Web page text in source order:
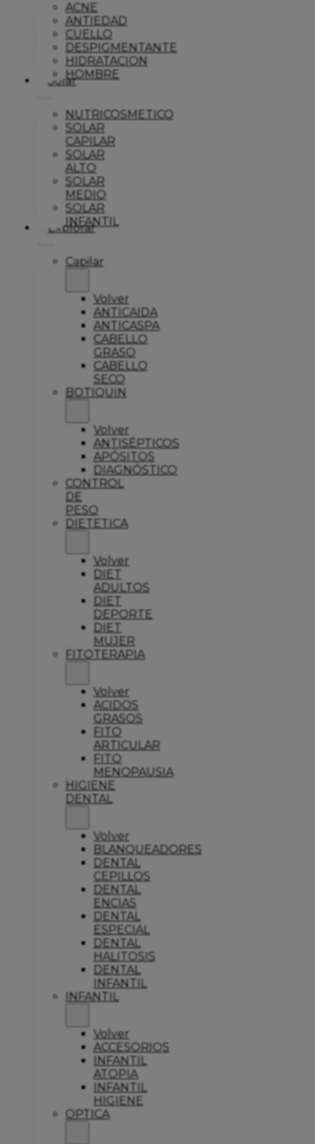
ACNE
ANTIEDAD
CUELLO
DESPIGMENTANTE
HIDRATACION
HOMBRE
Solar
NUTRICOSMETICO
SOLAR
CAPILAR
SOLAR
ALTO
SOLAR
MEDIO
SOLAR
INFANTIL
Explorar
Capilar
Volver
ANTICAIDA
ANTICASPA
CABELLO
GRASO
CABELLO
SECO
BOTIQUIN
Volver
ANTISÉPTICOS
APÓSITOS
DIAGNÓSTICO
CONTROL
DE
PESO
DIETETICA
Volver
DIET
ADULTOS
DIET
DEPORTE
DIET
MUJER
FITOTERAPIA
Volver
ACIDOS
GRASOS
FITO
ARTICULAR
FITO
MENOPAUSIA
HIGIENE
DENTAL
Volver
BLANQUEADORES
DENTAL
CEPILLOS
DENTAL
ENCIAS
DENTAL
ESPECIAL
DENTAL
HALITOSIS
DENTAL
INFANTIL
INFANTIL
Volver
ACCESORIOS
INFANTIL
ATOPIA
INFANTIL
HIGIENE
OPTICA